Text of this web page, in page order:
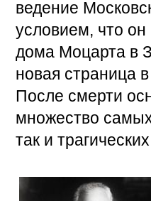
ведение
условием, что он
дома Моцарта в
новая страница
После смерти
множество
так и